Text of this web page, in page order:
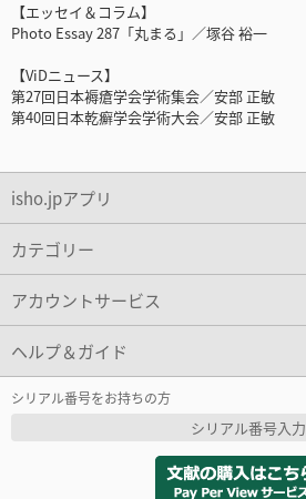
【エッセイ＆コラム】
Photo Essay 287「丸まる」／塚谷 裕一
【ViDニュース】
第27回日本褥瘡学会学術集会／安部 正敏
第40回日本乾癬学会学術大会／安部 正敏
isho.jpアプリ
カテゴリー
アカウントサービス
ヘルプ＆ガイド
シリアル番号をお持ちの方
シリアル番号入力